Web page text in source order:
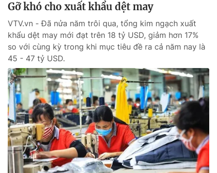
Gỡ khó cho xuất khẩu dệt may
VTV.vn - Đã nửa năm trôi qua, tổng kim ngạch xuất
khẩu dệt may mới đạt trên 18 tỷ USD, giảm hơn 17%
so với cùng kỳ trong khi mục tiêu đề ra cả năm nay là
45 - 47 tỷ USD.